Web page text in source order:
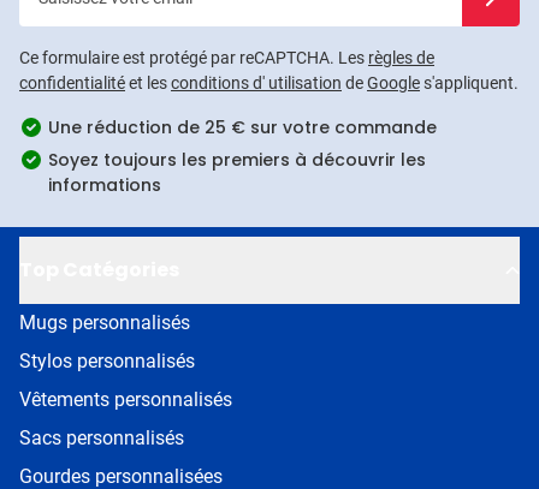
Ce formulaire est protégé par reCAPTCHA. Les règles de
confidentialitéet lesconditions d' utilisation deGoogles'appliquent.
Une réduction de 25 € sur votre commande
Soyez toujours les premiers à découvrir les
informations
Mugs personnalisés
Stylos personnalisés
Vêtements personnalisés
Sacs personnalisés
Gourdes personnalisées